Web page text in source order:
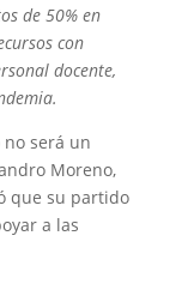
de 50% en
con
docente,
será un
Moreno,
que su partido
a las